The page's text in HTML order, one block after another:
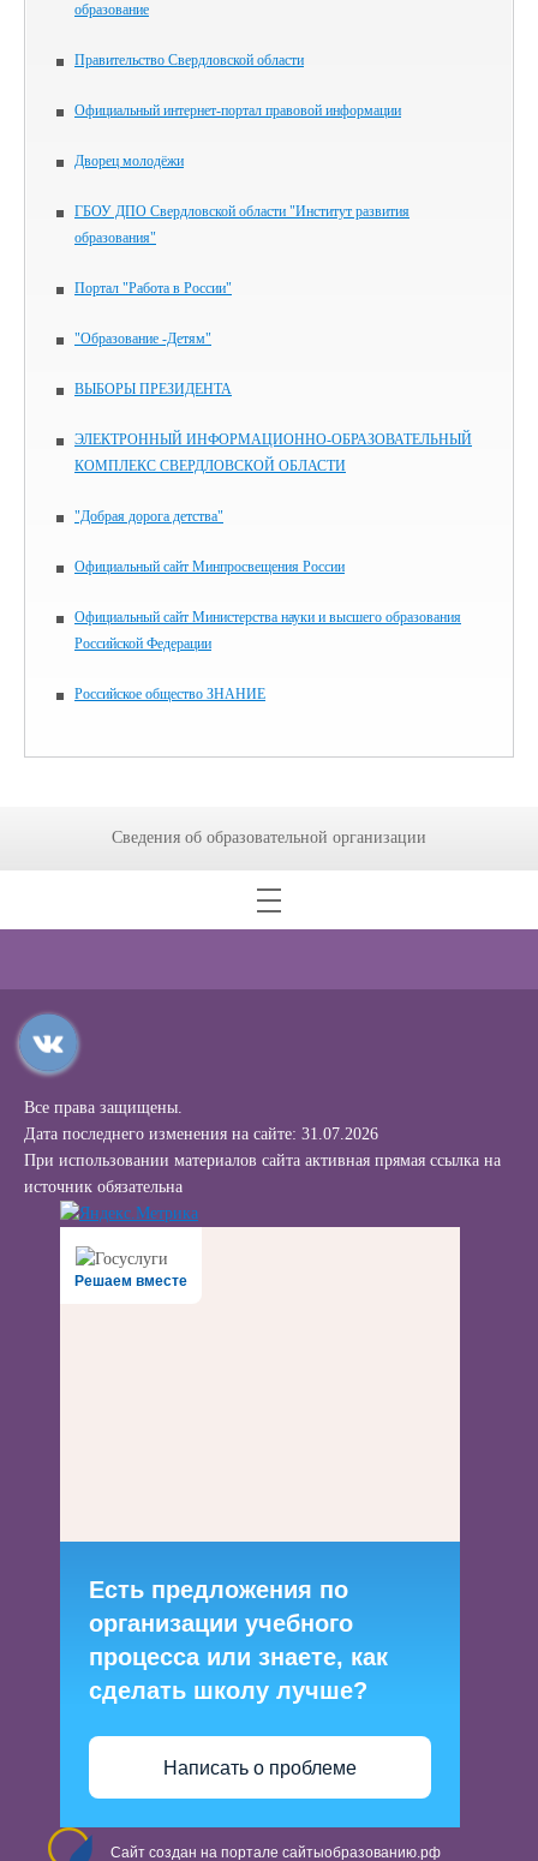
образование
Правительство Свердловской области
Официальный интернет-портал правовой информации
Дворец молодёжи
ГБОУ ДПО Свердловской области "Институт развития
образования"
Портал "Работа в России"
"Образование -Детям"
ВЫБОРЫ ПРЕЗИДЕНТА
ЭЛЕКТРОННЫЙ ИНФОРМАЦИОННО-ОБРАЗОВАТЕЛЬНЫЙ
КОМПЛЕКС СВЕРДЛОВСКОЙ ОБЛАСТИ
"Добрая дорога детства"
Официальный сайт Минпросвещения России
Официальный сайт Министерства науки и высшего образования
Российской Федерации
Российское общество ЗНАНИЕ
Сведения об образовательной организации
Все права защищены.
Дата последнего изменения на сайте: 31.07.2026
При использовании материалов сайта активная прямая ссылка на
источник обязательна
Решаем вместе
Есть предложения по
организации учебного
процесса или знаете, как
сделать школу лучше?
Написать о проблеме
Сайт создан на портале сайтыобразованию.рф